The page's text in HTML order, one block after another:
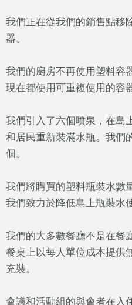
我們正在從我們的銷售點移
器。
我們的廚房不再使用塑料容
現在都使用可重複使用的容
我們引入了六個噴泉，在島
和居民重新裝滿水瓶。我們
個。
我們將購買的塑料瓶裝水數
我們致力於降低島上瓶裝水
我們的大多數餐廳不是在餐
餐桌上以每人單位成本提供
充裝。
會議和活動組的與會者在入